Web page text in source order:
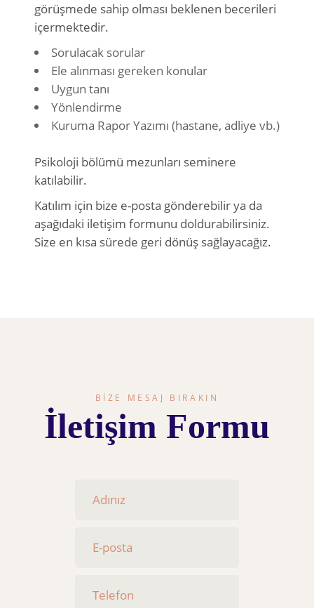
görüşmede sahip olması beklenen becerileri
içermektedir.
Sorulacak sorular
Ele alınması gereken konular
Uygun tanı
Yönlendirme
Kuruma Rapor Yazımı (hastane, adliye vb.)
Psikoloji bölümü mezunları seminere
katılabilir.
Katılım için bize e-posta gönderebilir ya da
aşağıdaki iletişim formunu doldurabilirsiniz.
Size en kısa sürede geri dönüş sağlayacağız.
BIZE MESAJ BIRAKIN
İletişim Formu